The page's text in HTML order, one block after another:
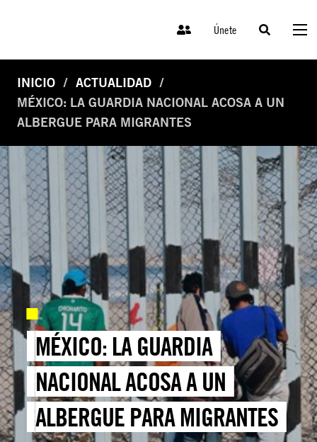
Únete
INICIO
ACTUALIDAD
MÉXICO: LA GUARDIA NACIONAL ACOSA A UN
ALBERGUE PARA MIGRANTES
MÉXICO: LA GUARDIA
NACIONAL ACOSA A UN
ALBERGUE PARA MIGRANTES